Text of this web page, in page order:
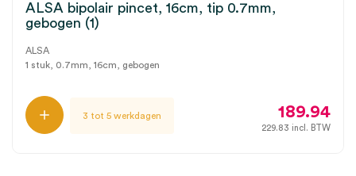
ALSA bipolair pincet, 16cm, tip 0.7mm,
gebogen (1)
ALSA
1 stuk, 0.7mm, 16cm, gebogen
3 tot 5 werkdagen 189.94
229.83 incl. BTW